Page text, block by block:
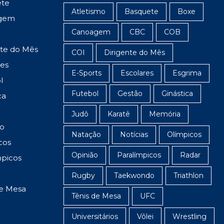
do Mês
Mesa
Atletismo Basquete Boxe
Canoagem CBC COB
COI Dirigente do Mês
E-Sports Escolares Esgrima
Futebol Gestão Ginástica
Judô Karatê Memória
Natação Notícias Olímpicos
Opinião Paralímpicos Radar
Rugby Taekwondo Triathlon
Tênis de Mesa UFC
Universitários Vôlei Wrestling